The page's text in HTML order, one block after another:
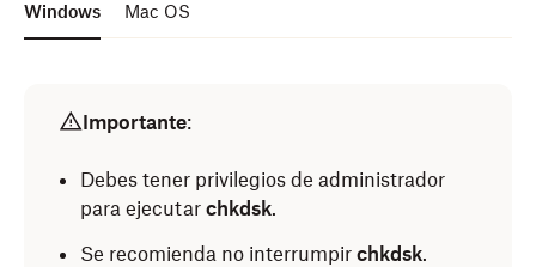
Windows Mac OS
Importante:
Debes tener privilegios de administrador
para ejecutar chkdsk.
Se recomienda no interrumpir chkdsk.